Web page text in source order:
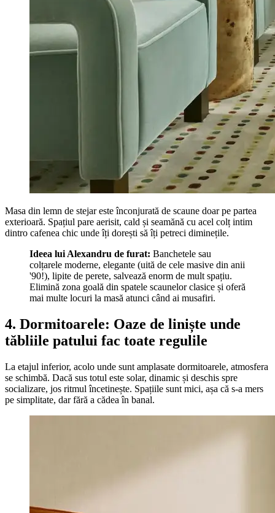
Masa din lemn de stejar este înconjurată de scaune doar pe partea
exterioară. Spațiul pare aerisit, cald și seamănă cu acel colț intim
dintro cafenea chic unde îți dorești să îți petreci diminețile.
Ideea lui Alexandru de furat: Banchetele sau
colțarele moderne, elegante (uită de cele masive din anii
'90!), lipite de perete, salvează enorm de mult spațiu.
Elimină zona goală din spatele scaunelor clasice și oferă
mai multe locuri la masă atunci când ai musafiri.
4. Dormitoarele: Oaze de liniște unde
tăbliile patului fac toate regulile
La etajul inferior, acolo unde sunt amplasate dormitoarele, atmosfera
se schimbă. Dacă sus totul este solar, dinamic și deschis spre
socializare, jos ritmul încetinește. Spațiile sunt mici, așa că s-a mers
pe simplitate, dar fără a cădea în banal.